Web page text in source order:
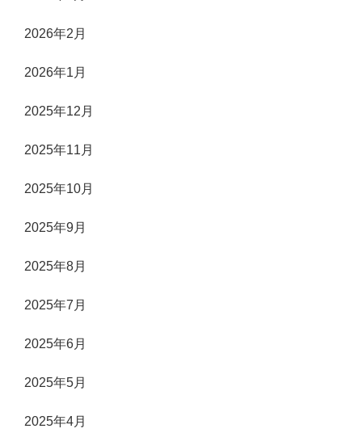
2026年2月
2026年1月
2025年12月
2025年11月
2025年10月
2025年9月
2025年8月
2025年7月
2025年6月
2025年5月
2025年4月